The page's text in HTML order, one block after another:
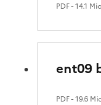
PDF- 14.1 Mio
ent09
PDF- 19.6